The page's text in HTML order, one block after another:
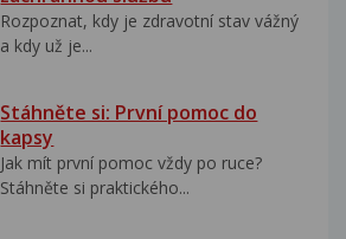
Rozpoznat, kdy je zdravotní stav vážný
a kdy už je...
Stáhněte si: První pomoc do
kapsy
Jak mít první pomoc vždy po ruce?
Stáhněte si praktického...